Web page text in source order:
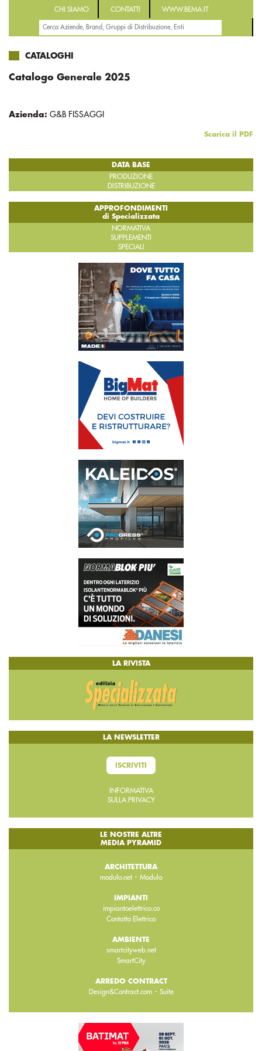
CHI SIAMO CONTATTI WWW.BEMA.IT
CATALOGHI
Catalogo Generale 2025
Azienda: G&B FISSAGGI
Scarica il PDF
DATA BASE
PRODUZIONE
DISTRIBUZIONE
APPROFONDIMENTI
di Specializzata
NORMATIVA
SUPPLEMENTI
SPECIALI
LA RIVISTA
LA NEWSLETTER
ISCRIVITI
INFORMATIVA
SULLA PRIVACY
LE NOSTRE ALTRE
MEDIA PYRAMID
ARCHITETTURA
modulo.net - Modulo
IMPIANTI
impiantoelettrico.co
Contatto Elettrico
AMBIENTE
smartcityweb.net
SmartCity
ARREDO CONTRACT
Design&Contract.com- Suite